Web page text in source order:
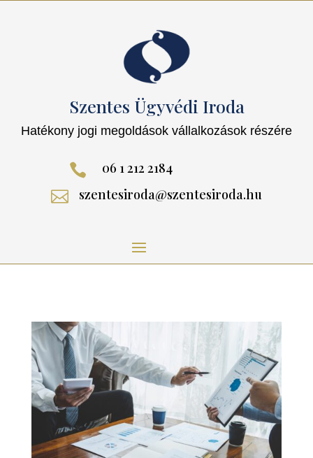
Szentes Ügyvédi Iroda
Hatékony jogi megoldások vállalkozások részére
 06 1 212 2184
 szentesiroda@szentesiroda.hu